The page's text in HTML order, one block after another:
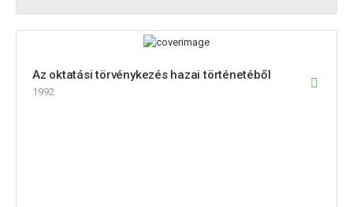
Az oktatási törvénykezés hazai történetéből
1992